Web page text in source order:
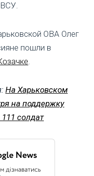
ОВА Олег
пошли в
.
На Харьковском
на поддержку
солдат